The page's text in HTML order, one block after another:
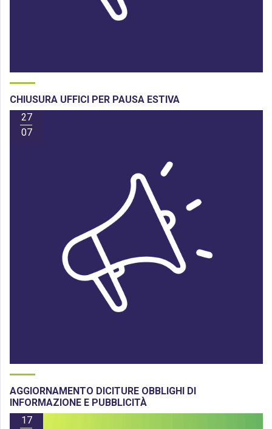
CHIUSURA UFFICI PER PAUSA ESTIVA
27
07
AGGIORNAMENTO DICITURE OBBLIGHI DI
INFORMAZIONE E PUBBLICITÀ
17